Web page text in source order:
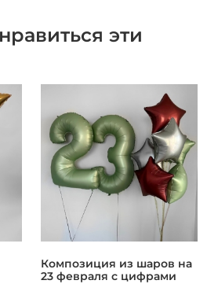
эти
Композиция из шаров на
23 февраля с цифрами